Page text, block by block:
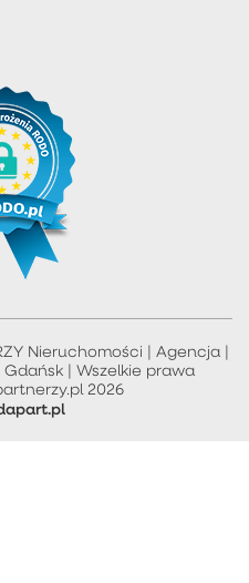
Nieruchomości | Agencja |
| Wszelkie prawa
2026